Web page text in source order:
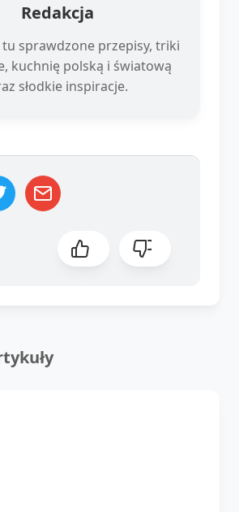
Redakcja
tu sprawdzone przepisy, triki
kuchnię polską i światową
słodkie inspiracje.